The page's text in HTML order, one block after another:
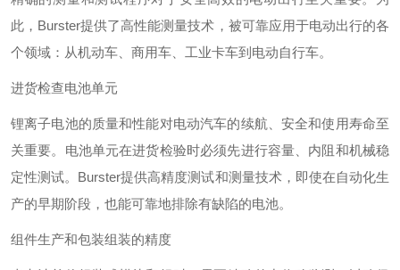
此，Burster提供了高性能测量技术，被可靠应用于电动出行的各
个领域：从机动车、商用车、工业卡车到电动自行车。
进货检查电池单元
锂离子电池的质量和性能对电动汽车的续航、安全和使用寿命至
关重要。电池单元在进货检验时必须先进行容量、内阻和机械稳
定性测试。Burster提供高精度测试和测量技术，即使在自动化生
产的早期阶段，也能可靠地排除有缺陷的电池。
组件生产和包装组装的精度